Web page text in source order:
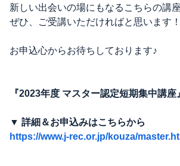
新しい出会いの場にもなるこちらの講座
ぜひ、ご受講いただければと思います！
お申込心からお待ちしております♪
『2023年度 マスター認定短期集中講座
▼ 詳細＆お申込みはこちらから
https://www.j-rec.or.jp/kouza/